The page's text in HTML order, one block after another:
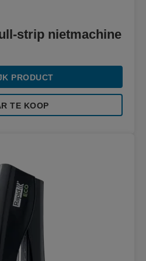
strip nietmachine
PRODUCT
TE KOOP